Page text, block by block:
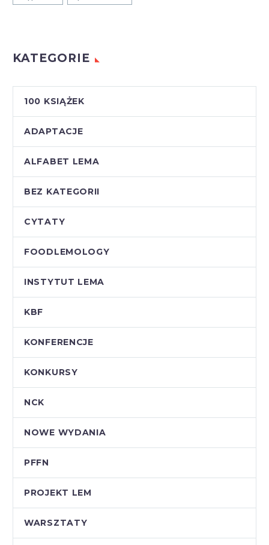
KATEGORIE
100 KSIĄŻEK
ADAPTACJE
ALFABET LEMA
BEZ KATEGORII
CYTATY
FOODLEMOLOGY
INSTYTUT LEMA
KBF
KONFERENCJE
KONKURSY
NCK
NOWE WYDANIA
PFFN
PROJEKT LEM
WARSZTATY